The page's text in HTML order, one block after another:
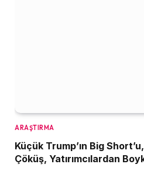
ARAŞTIRMA
Küçük Trump’ın Big
Çöküş, Yatırımcılardan